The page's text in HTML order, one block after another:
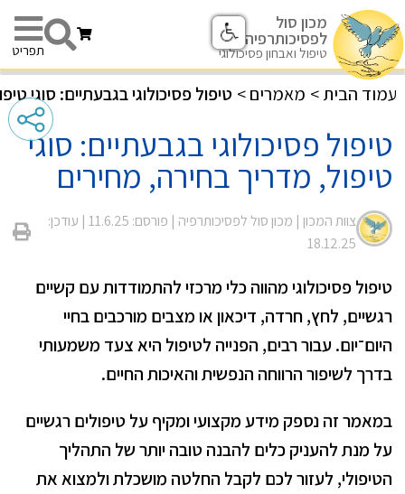
מכון סול
לפסיכותרפיה
טיפול ואבחון פסיכולוגי תפריט
טיפול פסיכולוגי בגבעתיים: סוגי > מאמרים > עמוד הבית
טיפול פסיכולוגי בגבעתיים: סוגי
טיפול, מדריך בחירה, מחירים
צוות המכון | מכון סול לפסיכותרפיה | פורסם: 11.6.25
| עודכן:
18.12.25
טיפול פסיכולוגי מהווה כלי מרכזי להתמודדות עם קשיים
רגשיים, לחץ, חרדה, דיכאון או מצבים מורכבים בחיי
היום־יום. עבור רבים, הפנייה לטיפול היא צעד משמעותי
בדרך לשיפור הרווחה הנפשית והאיכות החיים.
במאמר זה נספק מידע מקצועי ומקיף על טיפולים רגשיים
על מנתלהעניק כלים להבנה טובה יותר של התהליך
הטיפולי, לעזור לכם לקבל החלטה מושכלת ולמצוא את